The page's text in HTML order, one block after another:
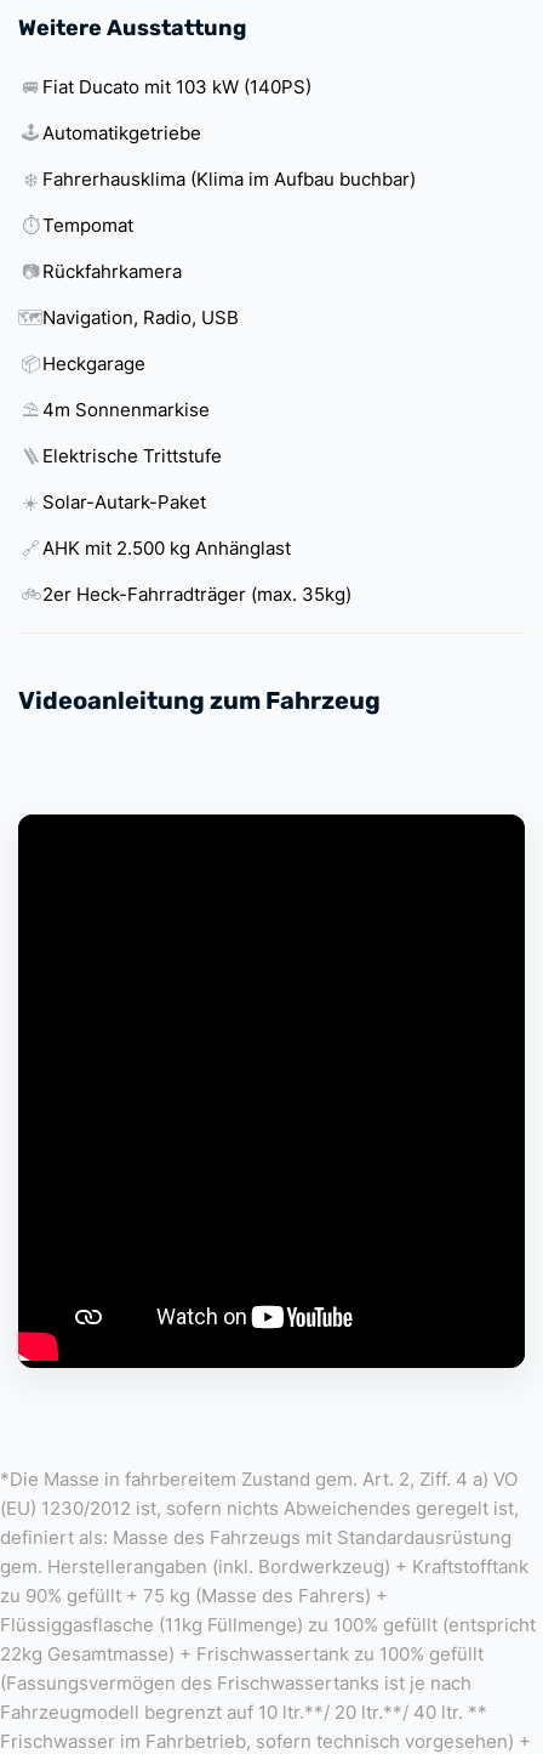
Weitere Ausstattung
🚐 Fiat Ducato mit 103 kW (140PS)
🕹️Automatikgetriebe
❄️ Fahrerhausklima (Klima im Aufbau buchbar)
⏱️Tempomat
📷Rückfahrkamera
🗺️Navigation, Radio, USB
📦Heckgarage
⛱️ 4m Sonnenmarkise
🪜 Elektrische Trittstufe
☀️ Solar-Autark-Paket
🔗AHK mit 2.500 kg Anhänglast
🚲2er Heck-Fahrradträger (max. 35kg)
Videoanleitung zum Fahrzeug
*Die Masse in fahrbereitem Zustand gem. Art. 2, Ziff. 4 a) VO
(EU) 1230/2012 ist, sofern nichts Abweichendes geregelt ist,
definiert als: Masse des Fahrzeugs mit Standardausrüstung
gem. Herstellerangaben (inkl. Bordwerkzeug) + Kraftstofftank
zu 90% gefüllt + 75 kg (Masse des Fahrers) +
Flüssiggasflasche (11kg Füllmenge) zu 100% gefüllt (entspricht
22kg Gesamtmasse) + Frischwassertank zu 100% gefüllt
(Fassungsvermögen des Frischwassertanks ist je nach
Fahrzeugmodell begrenzt auf 10 ltr.**/ 20 ltr.**/ 40 ltr. **
Frischwasser im Fahrbetrieb, sofern technisch vorgesehen) +